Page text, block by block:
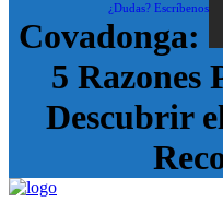
¿Dudas? Escríbenos
Covadonga:
5 Razones
Descubrir